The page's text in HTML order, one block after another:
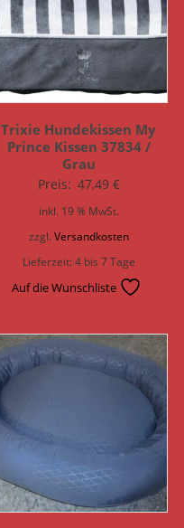
Trixie Hundekissen My
Prince Kissen 37834 /
Grau
Preis: 47,49 €
inkl. 19 % MwSt.
zzgl. Versandkosten
Lieferzeit:4 bis 7 Tage
Auf die Wunschliste